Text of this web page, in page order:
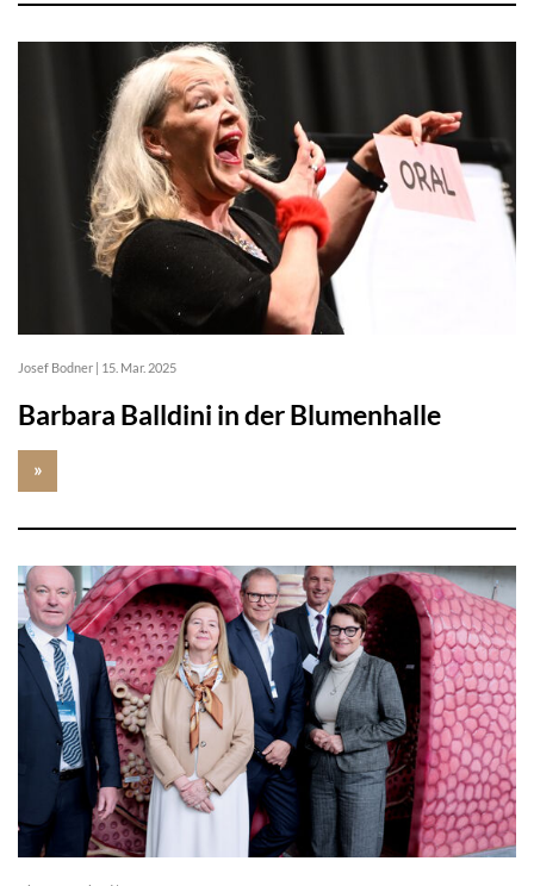
Josef Bodner | 15. Mar. 2025
Barbara Balldini in der Blumenhalle
»